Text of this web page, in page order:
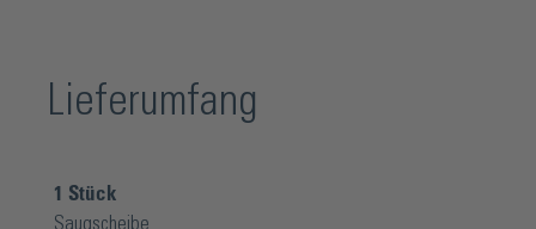
Lieferumfang
1 Stück
Saugscheibe